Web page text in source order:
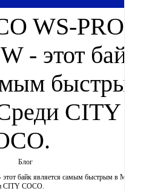
WS-PRO
- этот байк
быстрым
CITY
Блог
байк является самым быстрым в Мире!
CITY COCO.